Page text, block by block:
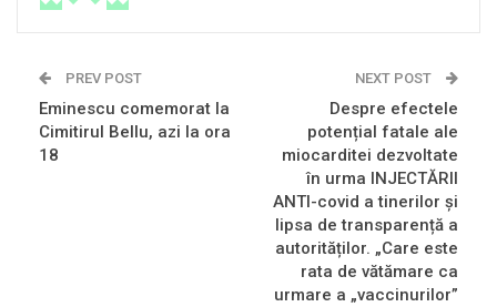
PREV POST
Eminescu comemorat la
Cimitirul Bellu, azi la ora
18
NEXT POST
Despre efectele
potențial fatale ale
miocarditei dezvoltate
în urma INJECTĂRII
ANTI-covid a tinerilor și
lipsa de transparență a
autorităților. „Care este
rata de vătămare ca
urmare a „vaccinurilor”